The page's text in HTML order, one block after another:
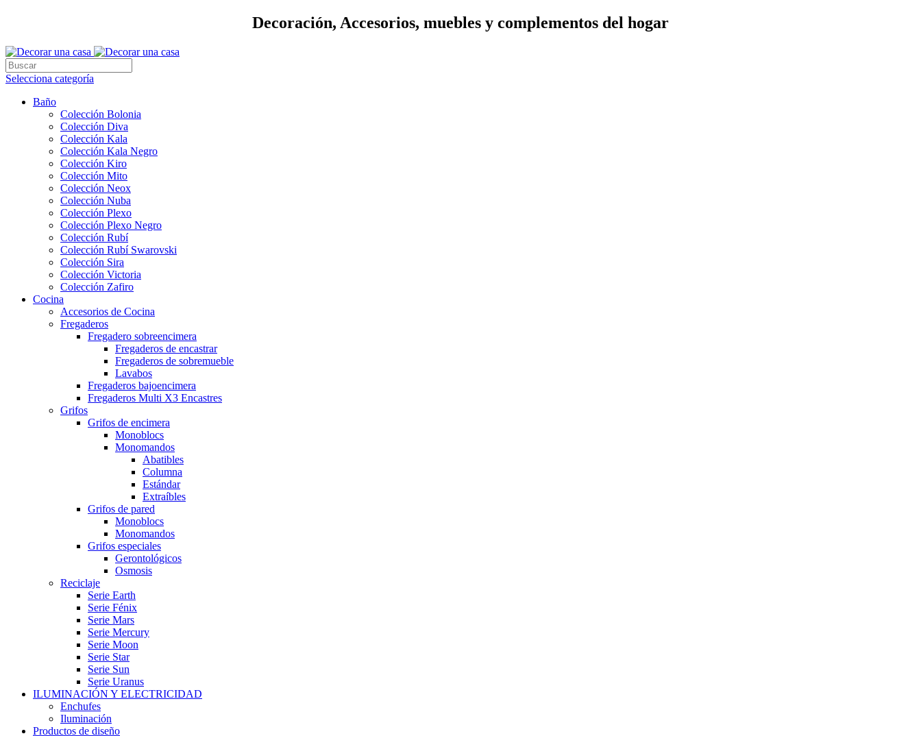
Decoración, Accesorios, muebles y complementos del hogar
Selecciona categoría
Baño
Colección Bolonia
Colección Diva
Colección Kala
Colección Kala Negro
Colección Kiro
Colección Mito
Colección Neox
Colección Nuba
Colección Plexo
Colección Plexo Negro
Colección Rubí
Colección Rubí Swarovski
Colección Sira
Colección Victoria
Colección Zafiro
Cocina
Accesorios de Cocina
Fregaderos
Fregadero sobreencimera
Fregaderos de encastrar
Fregaderos de sobremueble
Lavabos
Fregaderos bajoencimera
Fregaderos Multi X3 Encastres
Grifos
Grifos de encimera
Monoblocs
Monomandos
Abatibles
Columna
Estándar
Extraíbles
Grifos de pared
Monoblocs
Monomandos
Grifos especiales
Gerontológicos
Osmosis
Reciclaje
Serie Earth
Serie Fénix
Serie Mars
Serie Mercury
Serie Moon
Serie Star
Serie Sun
Serie Uranus
ILUMINACIÓN Y ELECTRICIDAD
Enchufes
Iluminación
Productos de diseño